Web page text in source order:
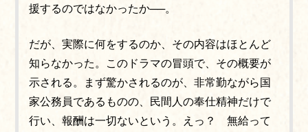
援するのではなかったか──。
だが、実際に何をするのか、その内容はほとんど
知らなかった。このドラマの冒頭で、その概要が
示される。まず驚かされるのが、非常勤ながら国
家公務員であるものの、民間人の奉仕精神だけで
行い、報酬は一切ないという。えっ？ 無給って